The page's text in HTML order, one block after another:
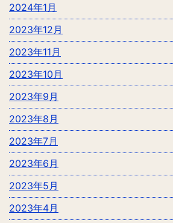
2024年1月
2023年12月
2023年11月
2023年10月
2023年9月
2023年8月
2023年7月
2023年6月
2023年5月
2023年4月